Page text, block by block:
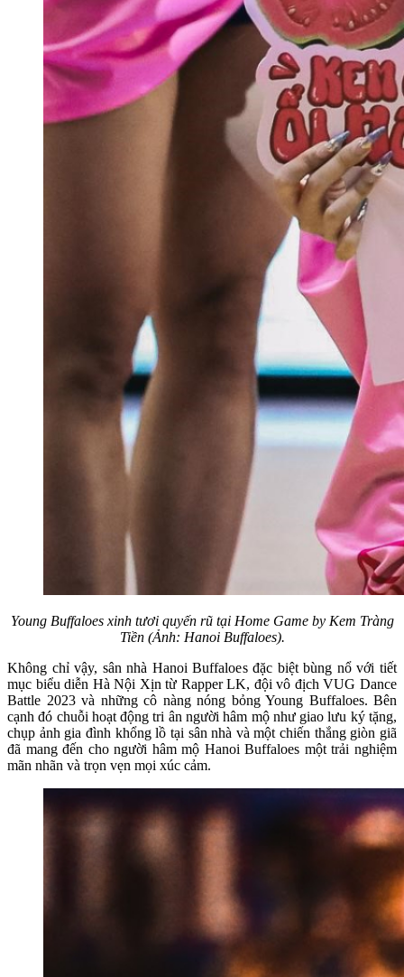
Young Buffaloes xinh tươi quyến rũ tại Home Game by Kem Tràng
Tiền (Ảnh: Hanoi Buffaloes).
Không chỉ vậy, sân nhà Hanoi Buffaloes đặc biệt bùng nổ với tiết
mục biểu diễn Hà Nội Xịn từ Rapper LK, đội vô địch VUG Dance
Battle 2023 và những cô nàng nóng bỏng Young Buffaloes. Bên
cạnh đó chuỗi hoạt động tri ân người hâm mộ như giao lưu ký tặng,
chụp ảnh gia đình khổng lồ tại sân nhà và một chiến thắng giòn giã
đã mang đến cho người hâm mộ Hanoi Buffaloes một trải nghiệm
mãn nhãn và trọn vẹn mọi xúc cảm.